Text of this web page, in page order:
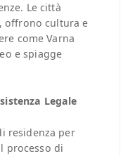
Le città
offrono cultura e
come Varna
e spiagge
Legale
residenza per
processo di